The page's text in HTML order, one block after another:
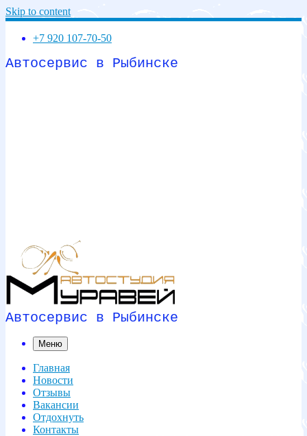
Skip to content
+7 920 107-70-50
Автосервис в Рыбинске
Автосервис в Рыбинске
Меню
Главная
Новости
Отзывы
Вакансии
Отдохнуть
Контакты